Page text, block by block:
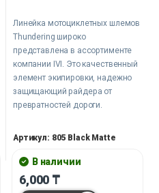
Линейка мотоциклетных шлемов
Thundering широко
представлена в ассортименте
компании IVI. Это качественный
элемент экипировки, надежно
защищающий райдера от
превратностей дороги.
Артикул: 805 Black Matte
В наличии
6,000 ₸